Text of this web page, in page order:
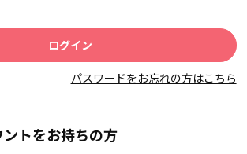
パスワードをお忘れの方はこちら
トをお持ちの方